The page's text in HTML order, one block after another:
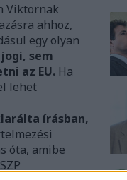
Viktornak
ahhoz,
egy olyan
jogi, sem
az EU. Ha
lehet
írásban,
óta, amibe